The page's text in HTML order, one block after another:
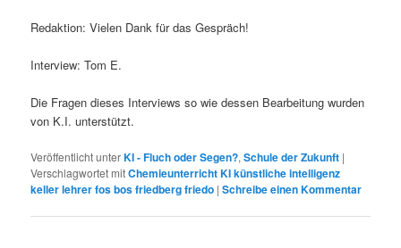
Redaktion: Vielen Dank für das Gespräch!
Interview: Tom E.
Die Fragen dieses Interviews so wie dessen Bearbeitung wurden
von K.I. unterstützt.
Veröffentlicht unterKI - Fluch oder Segen?,Schule der Zukunft |
Verschlagwortet mitChemieunterricht KI künstliche intelligenz
keller lehrer fos bos friedberg friedo |Schreibe einen Kommentar